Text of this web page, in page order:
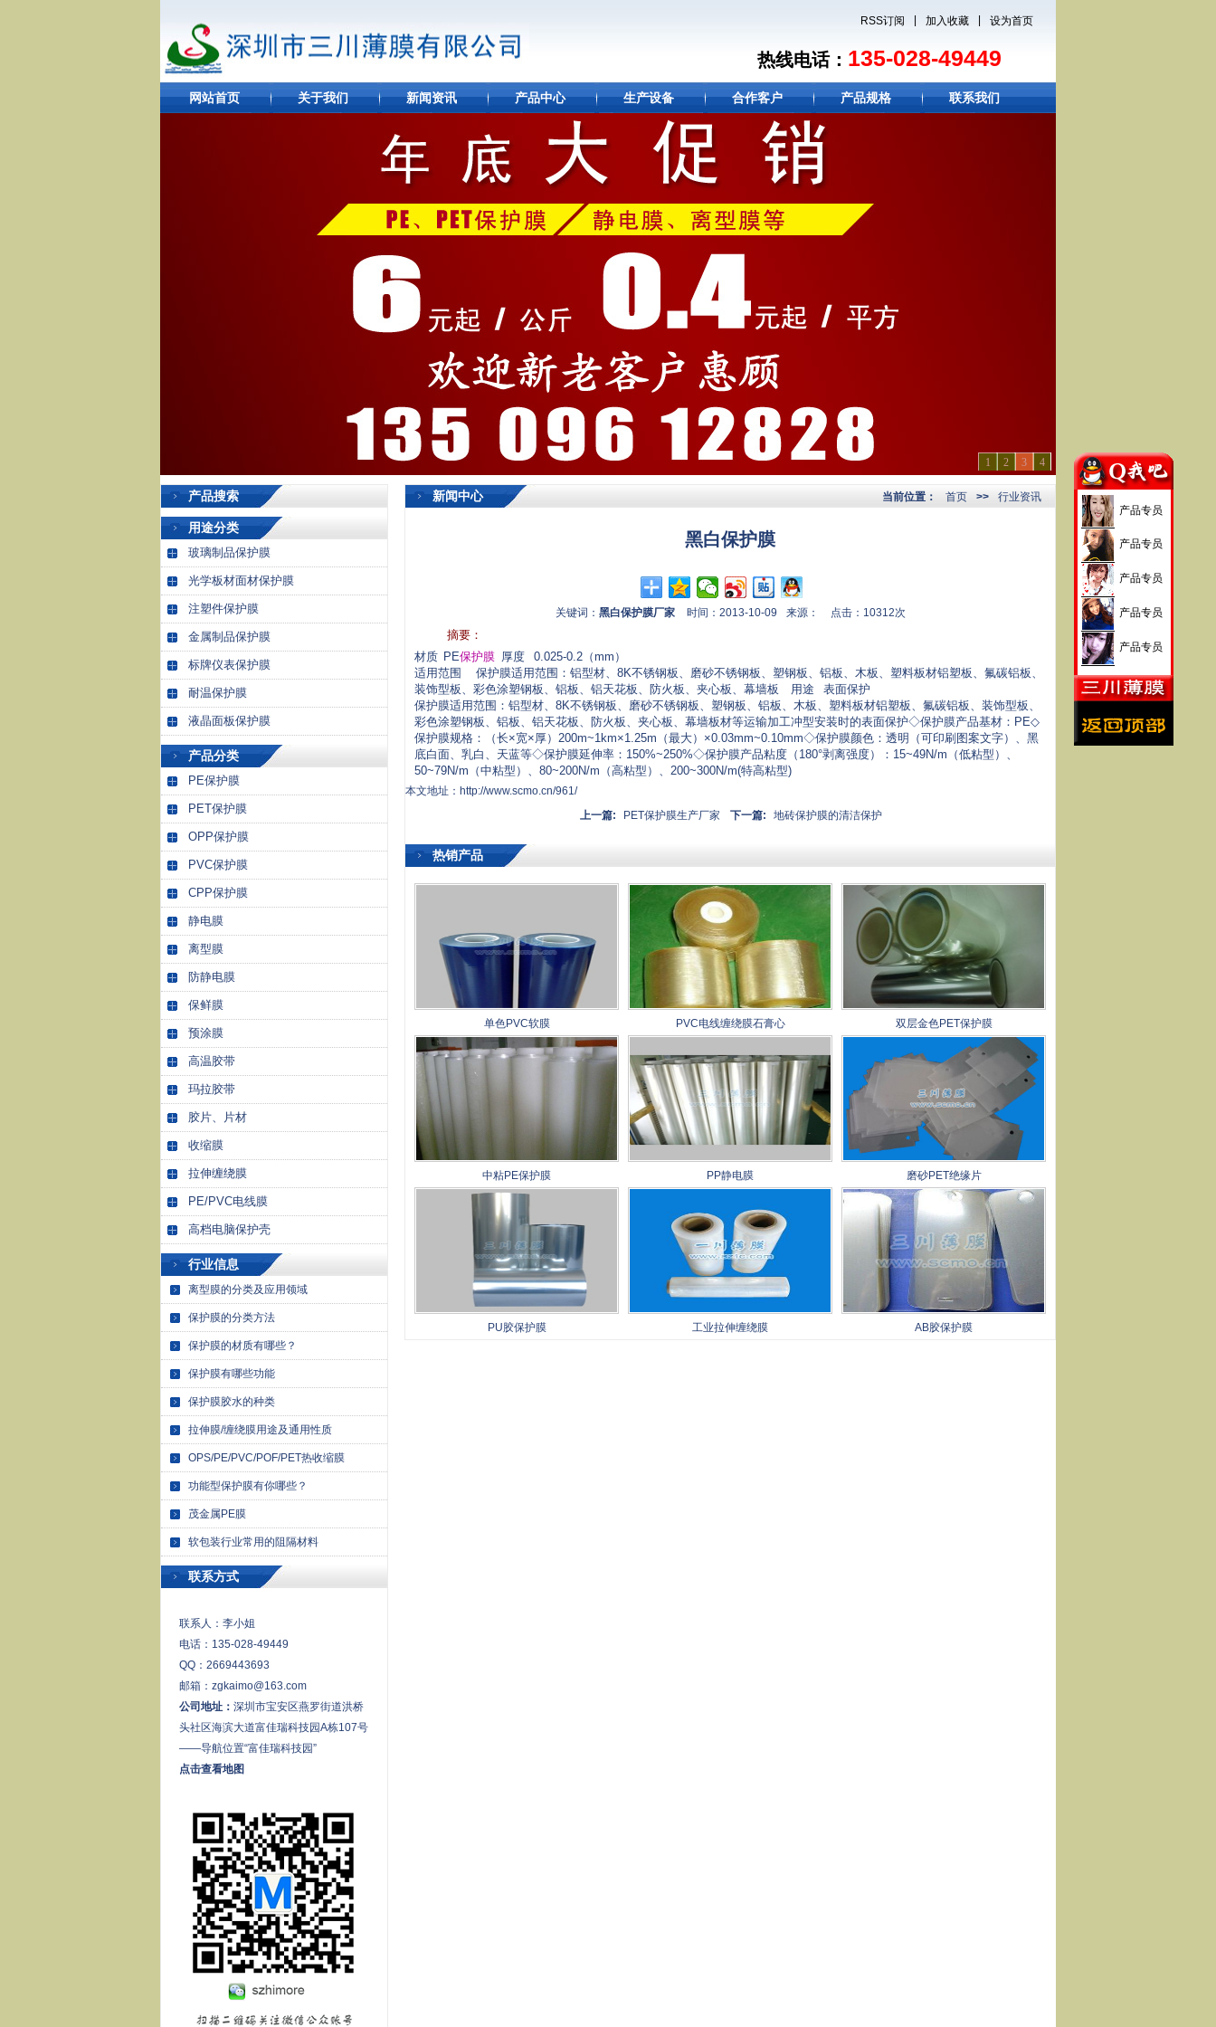
设为首页
加入收藏
RSS订阅
热线电话： 135-028-49449
网站首页 关于我们 新闻资讯 产品中心 生产设备 合作客户 产品规格 联系我们
4
3
2
1
产品搜索
用途分类
玻璃制品保护膜
光学板材面材保护膜
注塑件保护膜
金属制品保护膜
标牌仪表保护膜
耐温保护膜
液晶面板保护膜
产品分类
PE保护膜
PET保护膜
OPP保护膜
PVC保护膜
CPP保护膜
静电膜
离型膜
防静电膜
保鲜膜
预涂膜
高温胶带
玛拉胶带
胶片、片材
收缩膜
拉伸缠绕膜
PE/PVC电线膜
高档电脑保护壳
行业信息
离型膜的分类及应用领域
保护膜的分类方法
保护膜的材质有哪些？
保护膜有哪些功能
保护膜胶水的种类
拉伸膜/缠绕膜用途及通用性质
OPS/PE/PVC/POF/PET热收缩膜
功能型保护膜有你哪些？
茂金属PE膜
软包装行业常用的阻隔材料
联系方式
联系人：李小姐
电话：135-028-49449
QQ：2669443693
邮箱：zgkaimo@163.com
公司地址： 深圳市宝安区燕罗街道洪桥
头社区海滨大道富佳瑞科技园A栋107号
——导航位置“富佳瑞科技园”
点击查看地图
新闻中心 当前位置： 首页 >> 行业资讯
黑白保护膜
关键词： 黑白保护膜厂家 时间：2013-10-09 来源： 点击：10312次
摘要：
材质 PE保护膜 厚度
0.025-0.2（mm）
适用范围
保护膜适用范围：铝型材、8K不锈钢板、磨砂不锈钢板、塑钢板、铝板、木板、塑料板材铝塑板、氟碳铝板、
装饰型板、彩色涂塑钢板、铝板、铝天花板、防火板、夹心板、幕墙板
用途
表面保护
保护膜适用范围：铝型材、8K不锈钢板、磨砂不锈钢板、塑钢板、铝板、木板、塑料板材铝塑板、氟碳铝板、装饰型板、
彩色涂塑钢板、铝板、铝天花板、防火板、夹心板、幕墙板材等运输加工冲型安装时的表面保护◇保护膜产品基材：PE◇
保护膜规格：（长×宽×厚）200m~1km×1.25m（最大）×0.03mm~0.10mm◇保护膜颜色：透明（可印刷图案文字）、黑
底白面、乳白、天蓝等◇保护膜延伸率：150%~250%◇保护膜产品粘度（180°剥离强度）：15~49N/m（低粘型）、
50~79N/m（中粘型）、80~200N/m（高粘型）、200~300N/m(特高粘型)
本文地址：http://www.scmo.cn/961/
上一篇:
PET保护膜生产厂家 下一篇: 地砖保护膜的清洁保护
热销产品
单色PVC软膜 PVC电线缠绕膜石膏心 双层金色PET保护膜
中粘PE保护膜 PP静电膜 磨砂PET绝缘片
PU胶保护膜 工业拉伸缠绕膜 AB胶保护膜
产品专员
产品专员
产品专员
产品专员
产品专员